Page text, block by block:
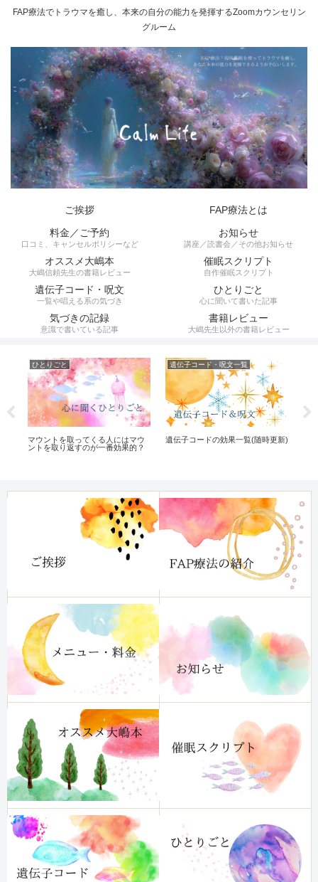
FAP療法でトラウマを癒し、本来の自分の能力を発揮するZoomカウンセリン
グルーム
ご挨拶
FAP療法とは
料金／ご予約
口コミ、キャンセルポリシーなど
お知らせ
講座／読書会／その他お知らせ
オススメ大嶋本
大嶋信頼先生の書籍レビュー
催眠スクリプト
自作催眠スクリプト
遺伝子コード・呪文
一覧や唱える系の気づき
ひとりごと
心に聞いて書いた記事
気づきの記録
意識で書いている記事
書籍レビュー
大嶋先生以外の書籍レビュー
ひとりごと
マウントを取ってくる人にはマウ
ントを取り返すのが一番効果的？
遺伝子コード・呪文一覧
遺伝子コードの効果一覧(随時更新)